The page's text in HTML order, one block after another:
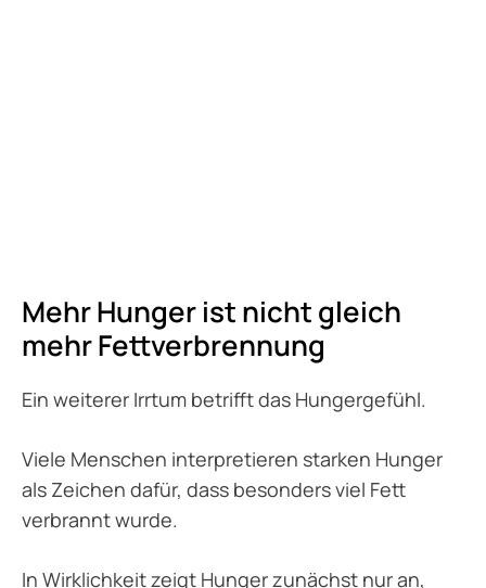
Mehr Hunger ist nicht gleich
mehr Fettverbrennung
Ein weiterer Irrtum betrifft das Hungergefühl.
Viele Menschen interpretieren starken Hunger
als Zeichen dafür, dass besonders viel Fett
verbrannt wurde.
In Wirklichkeit zeigt Hunger zunächst nur an,